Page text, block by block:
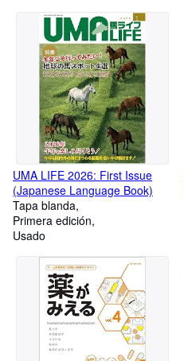
UMA LIFE 2026: First Issue
(Japanese Language Book)
Tapa blanda
Primera edición
Usado